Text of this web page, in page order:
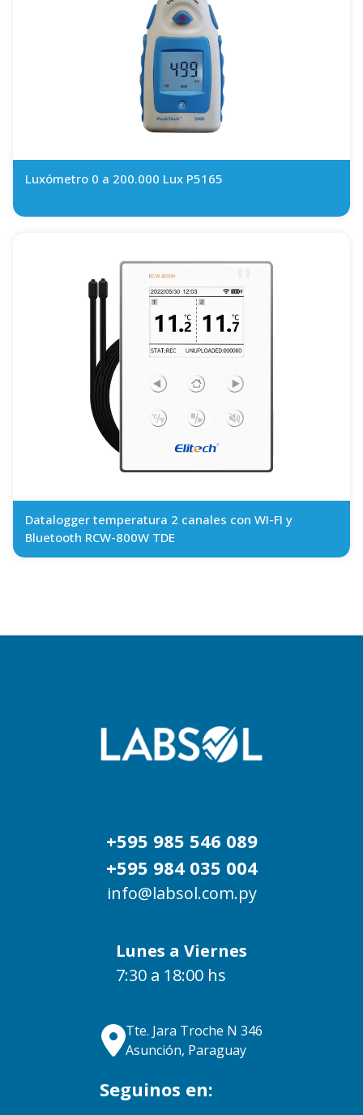
Luxómetro 0 a 200.000 Lux P5165
Datalogger temperatura 2 canales con WI-FI y
Bluetooth RCW-800W TDE
+595 985 546 089
+595 984 035 004
info@labsol.com.py
Lunes a Viernes
7:30 a 18:00 hs
Tte. Jara Troche N 346
Asunción, Paraguay
Seguinos en: